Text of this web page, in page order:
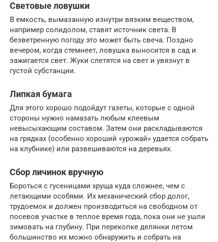
Световые ловушки
В емкость, вымазанную изнутри вязким веществом,
например солидолом, ставят источник света. В
безветренную погоду это может быть свеча. Поздно
вечером, когда стемнеет, ловушка выносится в сад и
зажигается свет. Жуки слетятся на свет и увязнут в
густой субстанции.
Липкая бумага
Для этого хорошо подойдут газеты, которые с одной
стороны нужно намазать любым клеевым
невысыхающим составом. Затем они раскладываются
на грядках (особенно хороший «урожай» удается собрать
на клубнике) или развешиваются на деревьях.
Сбор личинок вручную
Бороться с гусеницами хруща куда сложнее, чем с
летающими особями. Их механический сбор долог,
трудоемок и должен производиться на свободном от
посевов участке в теплое время года, пока они не ушли
зимовать на глубину. При перекопке делянки летом
большинство их можно обнаружить и собрать на